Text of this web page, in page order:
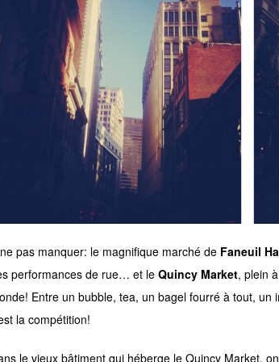
pas manquer: le magnifique marché de Faneuil
performances de rue… et le Quincy Market, plein
Entre un bubble, tea, un bagel fourré à tout, un
la compétition!
le vieux bâtiment qui héberge le Quincy Market,